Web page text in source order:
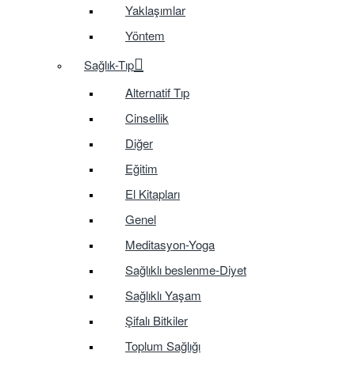
Yaklaşımlar
Yöntem
Sağlık-Tıp
Alternatif Tıp
Cinsellik
Diğer
Eğitim
El Kitapları
Genel
Meditasyon-Yoga
Sağlıklı beslenme-Diyet
Sağlıklı Yaşam
Şifalı Bitkiler
Toplum Sağlığı